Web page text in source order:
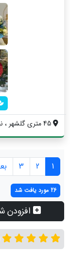
1
2
3
26 مورد یافت شد
افزودن